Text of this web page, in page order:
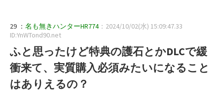
29 ： 名も無きハンターHR774：2024/10/02(水) 15:09:47.33
ID:YnWTond90.net
ふと思ったけど特典の護石とかDLCで緩
衝来て、実質購入必須みたいになること
はありえるの？